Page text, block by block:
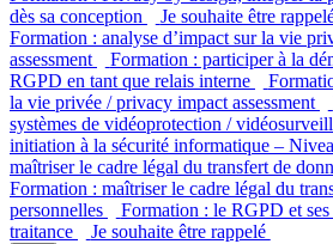
dès sa conception
Je souhaite être
Formation : analyse d’impact sur la vie
assessment
Formation : participer à la
RGPD en tant que relais interne
la vie privée / privacy impact assessment
systèmes de vidéoprotection /
initiation à la sécurité informatique –
maîtriser le cadre légal du transfert de
Formation : maîtriser le cadre légal du
personnelles
Formation : le RGPD et
traitance
Je souhaite être rappelé